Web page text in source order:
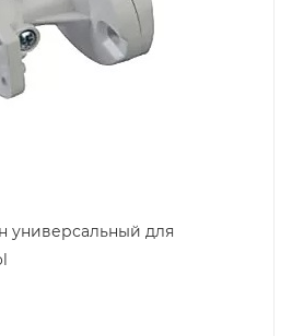
универсальный для